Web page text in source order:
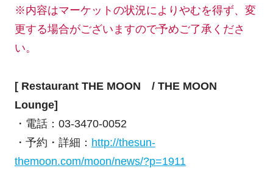
※内容はマーケットの状況によりやむを得ず、変
更する場合がございますので予めご了承くださ
い。
[ Restaurant THE MOON / THE MOON
Lounge]
・電話：03-3470-0052
・予約・詳細： http://thesun-
themoon.com/moon/news/?p=1911